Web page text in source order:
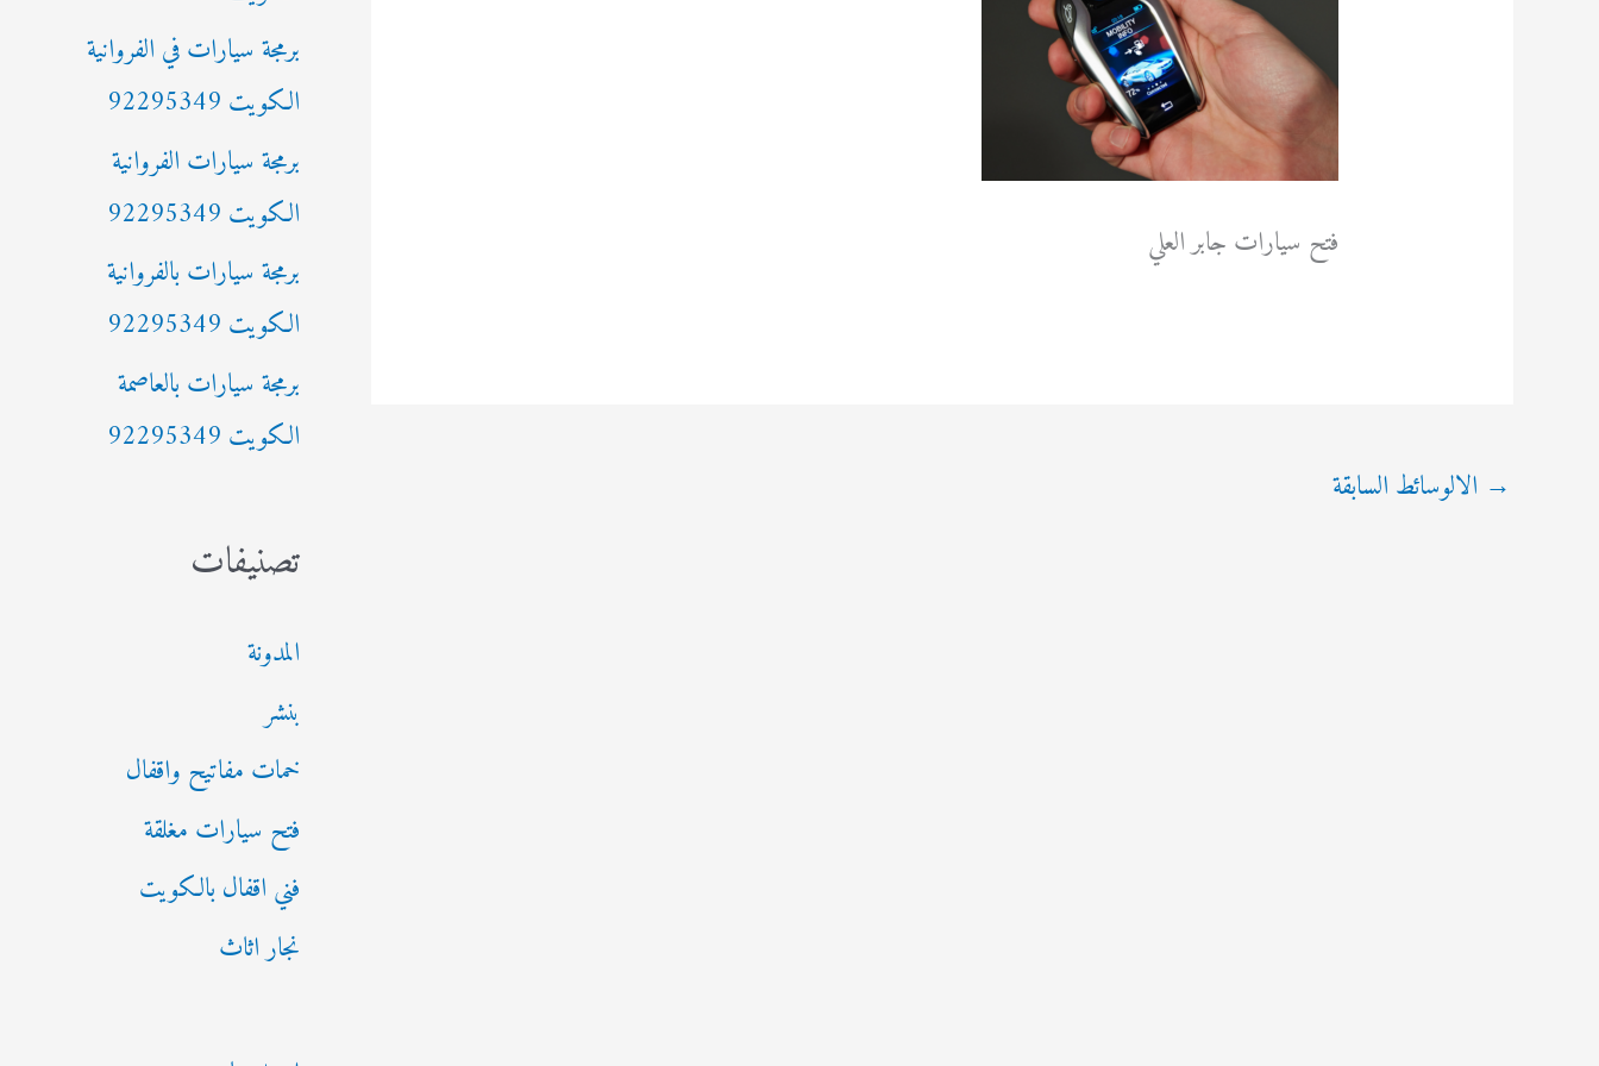
فتح سيارات جابر العلي
→ الالوسائط السابقة
ن
:برمجة سيارات في الفروانية
الكويت 92295349
برمجة سيارات الفروانية
الكويت 92295349
برمجة سيارات بالفروانية
الكويت 92295349
برمجة سيارات بالعاصمة
الكويت 92295349
تصنيفات
المدونة
بنشر
خمات مفاتيح واقفال
فتح سيارات مغلقة
فني اقفال بالكويت
نجار اثاث